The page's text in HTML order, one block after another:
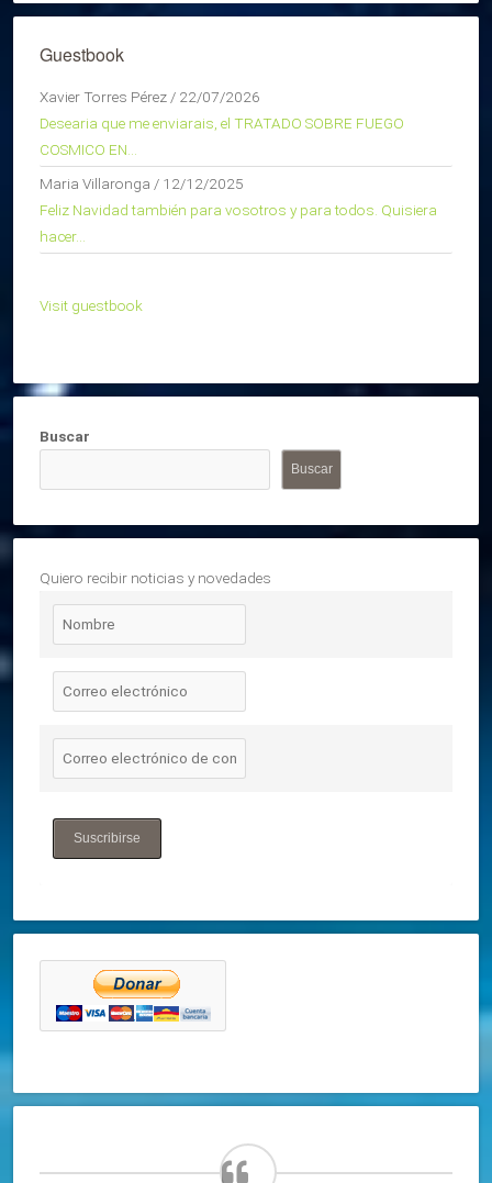
Guestbook
Xavier Torres Pérez / 22/07/2026
Desearia que me enviarais, el TRATADO SOBRE FUEGO
COSMICO EN...
Maria Villaronga / 12/12/2025
Feliz Navidad también para vosotros y para todos. Quisiera
hacer...
Visit guestbook
Buscar
Buscar
Quiero recibir noticias y novedades
Suscribirse